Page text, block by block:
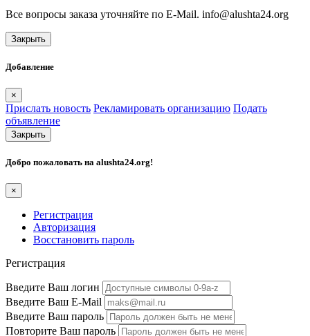
Все вопросы заказа уточняйте по E-Mail. info@alushta24.org
Закрыть
Добавление
×
Прислать новость Рекламировать организацию Подать
объявление
Закрыть
Добро пожаловать на alushta24.org!
×
Регистрация
Авторизация
Восстановить пароль
Регистрация
Введите Ваш логин
Введите Ваш E-Mail
Введите Ваш пароль
Повторите Ваш пароль